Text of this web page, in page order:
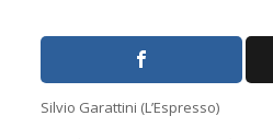
Silvio Garattini (L’Espresso)